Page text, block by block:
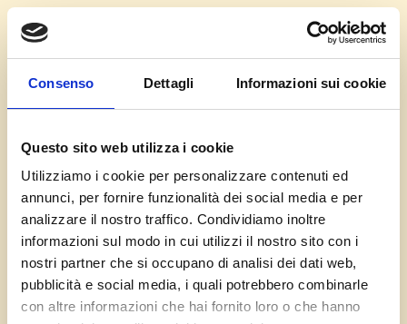
Consenso Dettagli Informazioni sui cookie
Questo sito web utilizza i cookie
Utilizziamo i cookie per personalizzare contenuti ed
annunci, per fornire funzionalità dei social media e per
analizzare il nostro traffico. Condividiamo inoltre
informazioni sul modo in cui utilizzi il nostro sito con i
nostri partner che si occupano di analisi dei dati web,
pubblicità e social media, i quali potrebbero combinarle
con altre informazioni che hai fornito loro o che hanno
In collaborazione con: